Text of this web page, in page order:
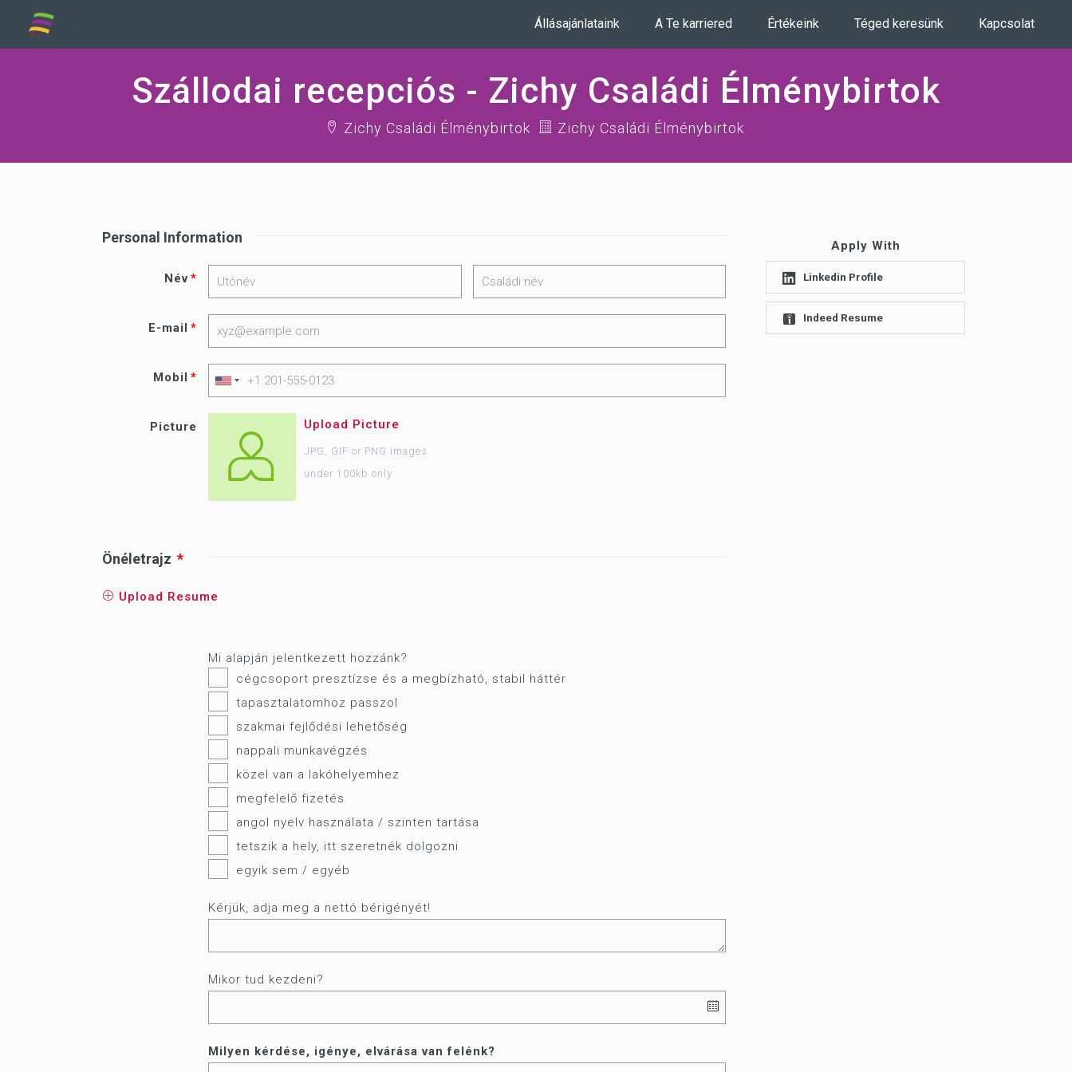
Állásajánlataink A Te karriered Értékeink Téged keresünk Kapcsolat
Szállodai recepciós - Zichy Családi Élménybirtok
Zichy Családi Élménybirtok Zichy Családi Élménybirtok
Apply With
Linkedin Profile
Indeed Resume
Personal Information
Név
E-mail
Mobil
Picture Upload Picture
JPG, GIF or PNG images
under 100kb only
Önéletrajz
Upload Resume
Mi alapján jelentkezett hozzánk?
cégcsoport presztízse és a megbízható, stabil háttér
tapasztalatomhoz passzol
szakmai fejlődési lehetőség
nappali munkavégzés
közel van a lakóhelyemhez
megfelelő fizetés
angol nyelv használata / szinten tartása
tetszik a hely, itt szeretnék dolgozni
egyik sem / egyéb
Kérjük, adja meg a nettó bérigényét!
Mikor tud kezdeni?
Milyen kérdése, igénye, elvárása van felénk?